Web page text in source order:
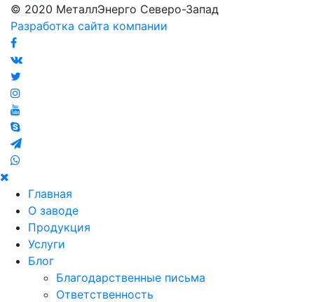
© 2020 МеталлЭнерго Северо-Запад
Разработка сайта компании
Главная
О заводе
Продукция
Услуги
Блог
Благодарственные письма
Ответственность